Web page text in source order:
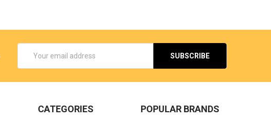
Address
CATEGORIES POPULAR BRANDS